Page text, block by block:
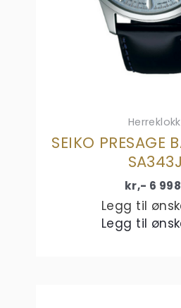
SEIKO PRESAGE
kr,- 6 998
Legg til
Legg til